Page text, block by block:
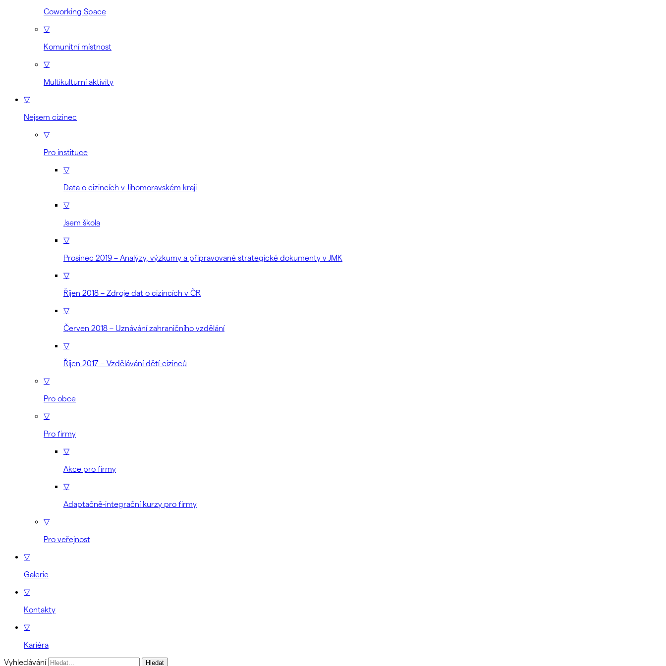
Coworking Space
▽
Komunitní místnost
▽
Multikulturní aktivity
▽
Nejsem cizinec
▽
Pro instituce
▽
Data o cizincích v Jihomoravském kraji
▽
Jsem škola
▽
Prosinec 2019 – Analýzy, výzkumy a připravované strategické dokumenty v JMK
▽
Říjen 2018 – Zdroje dat o cizincích v ČR
▽
Červen 2018 – Uznávání zahraničního vzdělání
▽
Říjen 2017 – Vzdělávání dětí-cizinců
▽
Pro obce
▽
Pro firmy
▽
Akce pro firmy
▽
Adaptačně-integrační kurzy pro firmy
▽
Pro veřejnost
▽
Galerie
▽
Kontakty
▽
Kariéra
Vyhledávání